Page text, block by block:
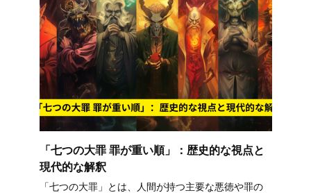
「七つの大罪 罪が重い順」：歴史的な視点と
現代的な解釈
「七つの大罪」とは、人間が持つ主要な悪徳や罪の